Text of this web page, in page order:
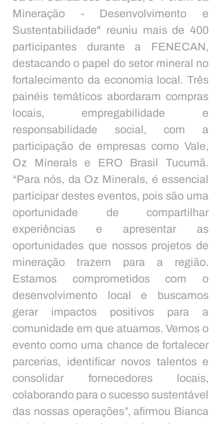
Mineração - Desenvolvimento e
Sustentabilidade" reuniu mais de 400
participantes durante a FENECAN,
destacando o papel do setor mineral no
fortalecimento da economia local. Três
painéis temáticos abordaram compras
locais, empregabilidade e
responsabilidade social, com a
participação de empresas como Vale,
Oz Minerals e ERO Brasil Tucumã.
“Para nós, da Oz Minerals, é essencial
participar destes eventos, pois são uma
oportunidade de compartilhar
experiências e apresentar as
oportunidades que nossos projetos de
mineração trazem para a região.
Estamos comprometidos com o
desenvolvimento local e buscamos
gerar impactos positivos para a
comunidade em que atuamos. Vemos o
evento como uma chance de fortalecer
parcerias, identificar novos talentos e
consolidar fornecedores locais,
colaborando para o sucesso sustentável
das nossas operações”, afirmou Bianca